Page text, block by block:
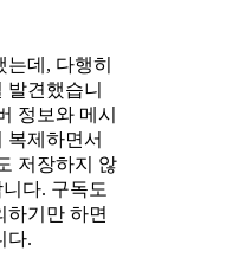
데, 다행히
발견했습니
정보와 메시
복제하면서
저장하지 않
다. 구독도
하기만 하면
다.